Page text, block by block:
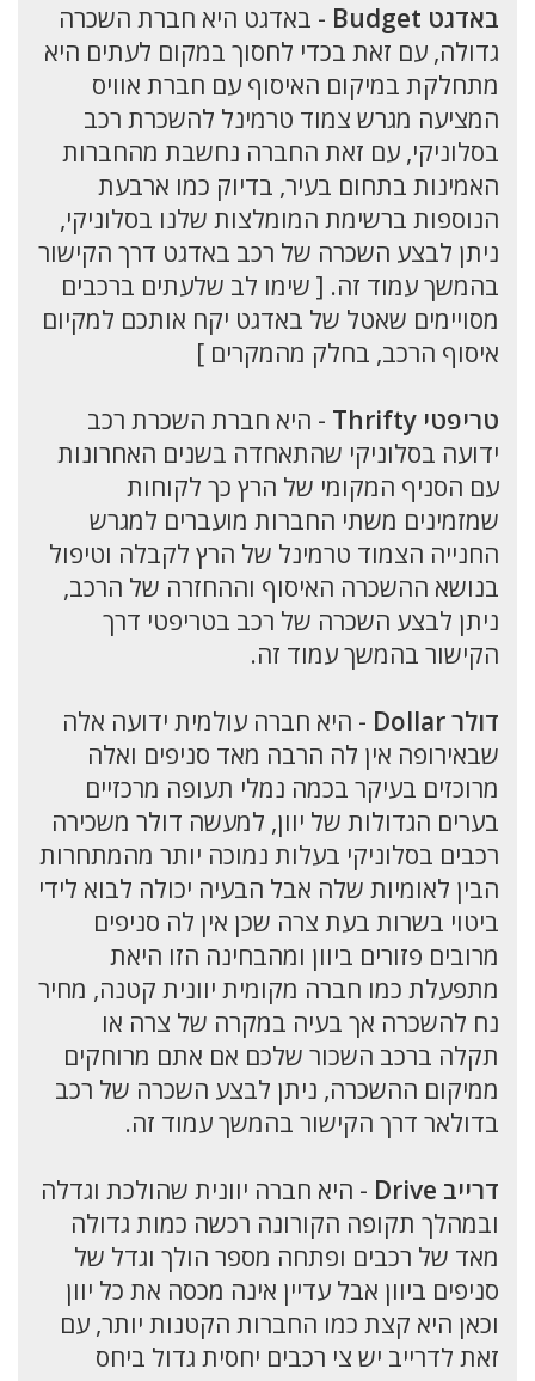
באדגט Budget
- באדגט היא חברת השכרה
גדולה, עם זאת בכדי לחסוך במקום לעתים היא
מתחלקת במיקום האיסוף עם חברת אוויס
המציעה מגרש צמוד טרמינל להשכרת רכב
בסלוניקי, עם זאת החברה נחשבת מהחברות
האמינות בתחום בעיר, בדיוק כמו ארבעת
הנוספות ברשימת המומלצות שלנו בסלוניקי,
ניתן לבצע השכרה של רכב באדגט דרך הקישור
בהמשך עמוד זה. [ שימו לב שלעתים ברכבים
מסויימים שאטל של באדגט יקח אותכם למקיום
איסוף הרכב, בחלק מהמקרים ]
טריפטי Thrifty
- היא חברת השכרת רכב
ידועה בסלוניקי שהתאחדה בשנים האחרונות
עם הסניף המקומי של הרץ כך לקוחות
שמזמינים משתי החברות מועברים למגרש
החנייה הצמוד טרמינל של הרץ לקבלה וטיפול
בנושא ההשכרה האיסוף וההחזרה של הרכב,
ניתן לבצע השכרה של רכב בטריפטי דרך
הקישור בהמשך עמוד זה.
דולר Dollar
- היא חברה עולמית ידועה אלה
שבאירופה אין לה הרבה מאד סניפים ואלה
מרוכזים בעיקר בכמה נמלי תעופה מרכזיים
בערים הגדולות של יוון, למעשה דולר משכירה
רכבים בסלוניקי בעלות נמוכה יותר מהמתחרות
הבין לאומיות שלה אבל הבעיה יכולה לבוא לידי
ביטוי בשרות בעת צרה שכן אין לה סניפים
מרובים פזורים ביוון ומהבחינה הזו היאת
מתפעלת כמו חברה מקומית יוונית קטנה, מחיר
נח להשכרה אך בעיה במקרה של צרה או
תקלה ברכב השכור שלכם אם אתם מרוחקים
ממיקום ההשכרה, ניתן לבצע השכרה של רכב
בדולאר דרך הקישור בהמשך עמוד זה.
דרייב Drive
- היא חברה יוונית שהולכת וגדלה
ובמהלך תקופה הקורונה רכשה כמות גדולה
מאד של רכבים ופתחה מספר הולך וגדל של
סניפים ביוון אבל עדיין אינה מכסה את כל יוון
וכאן היא קצת כמו החברות הקטנות יותר, עם
זאת לדרייב יש צי רכבים יחסית גדול ביחס